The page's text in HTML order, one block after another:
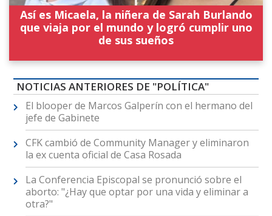
Así es Micaela, la niñera de Sarah Burlando
que viaja por el mundo y logró cumplir uno
de sus sueños
NOTICIAS ANTERIORES DE "POLÍTICA"
El blooper de Marcos Galperín con el hermano del
jefe de Gabinete
CFK cambió de Community Manager y eliminaron
la ex cuenta oficial de Casa Rosada
La Conferencia Episcopal se pronunció sobre el
aborto: "¿Hay que optar por una vida y eliminar a
otra?"